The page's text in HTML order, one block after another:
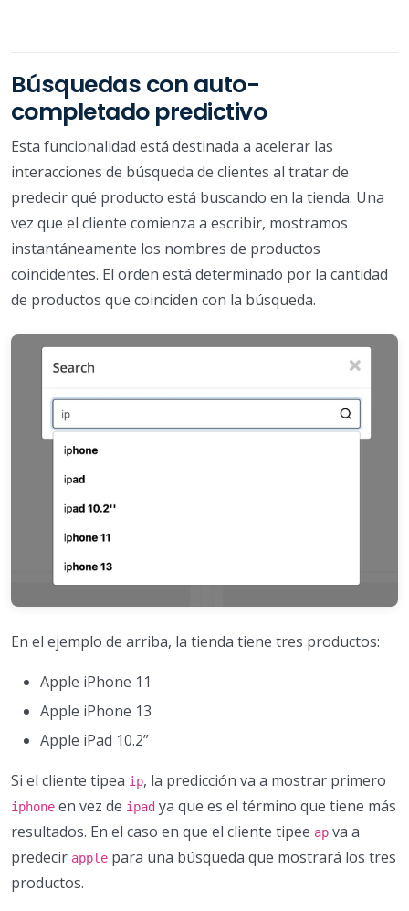
Búsquedas con auto-
completado predictivo
Esta funcionalidad está destinada a acelerar las
interacciones de búsqueda de clientes al tratar de
predecir qué producto está buscando en la tienda. Una
vez que el cliente comienza a escribir, mostramos
instantáneamente los nombres de productos
coincidentes. El orden está determinado por la cantidad
de productos que coinciden con la búsqueda.
En el ejemplo de arriba, la tienda tiene tres productos:
Apple iPhone 11
Apple iPhone 13
Apple iPad 10.2”
Si el cliente tipea ip, la predicción va a mostrar primero
iphone en vez de ipad ya que es el término que tiene más
resultados. En el caso en que el cliente tipee ap va a
predecir apple para una búsqueda que mostrará los tres
productos.